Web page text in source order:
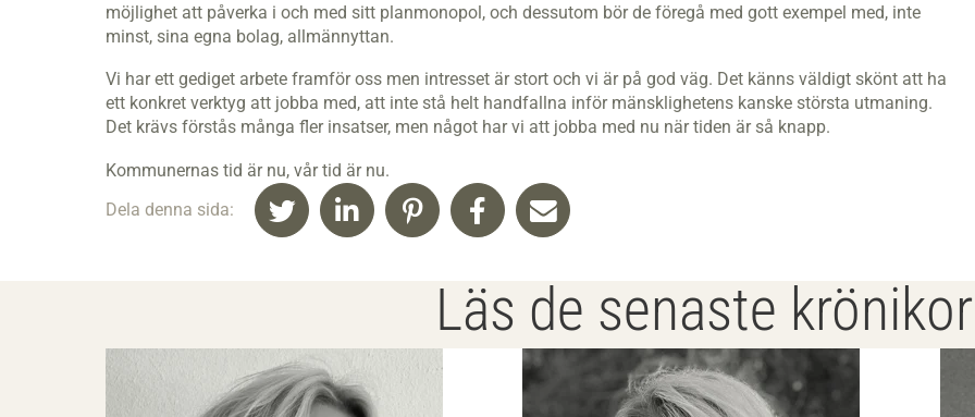
möjlighet att påverka i och med sitt planmonopol, och dessutom bör de föregå med gott exempel med, inte
minst, sina egna bolag, allmännyttan.
Vi har ett gediget arbete framför oss men intresset är stort och vi är på god väg. Det känns väldigt skönt att ha
ett konkret verktyg att jobba med, att inte stå helt handfallna inför mänsklighetens kanske största utmaning.
Det krävs förstås många fler insatser, men något har vi att jobba med nu när tiden är så knapp.
Kommunernas tid är nu, vår tid är nu.
Dela denna sida:
Läs de senaste